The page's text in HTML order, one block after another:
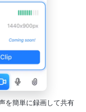
を簡単に録画して共有